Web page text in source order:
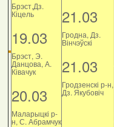
Брэст,Дз.
Кіцель
19.03
Брэст, Э.
Данцова, А.
Ківачук
20.03
Маларыцкі р-
н, С. Абрамчук
21.03
Гродна, Дз.
Вінчэўскі
21.03
Гродзенскі р-н,
Дз. Якубовіч